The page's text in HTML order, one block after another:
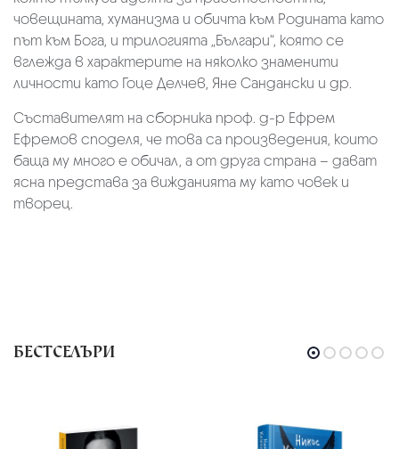
човещината, хуманизма и обичта към Родината като
път към Бога, и трилогията „Българи“, която се
вглежда в характерите на няколко знаменити
личности като Гоце Делчев, Яне Сандански и др.
Съставителят на сборника проф. д-р Ефрем
Ефремов споделя, че това са произведения, които
баща му много е обичал, а от друга страна – дават
ясна представа за вижданията му като човек и
творец.
БЕСТСЕЛЪРИ